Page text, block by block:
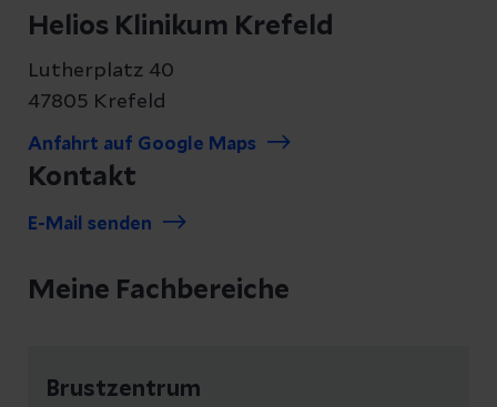
Helios Klinikum Krefeld
Lutherplatz 40
47805 Krefeld
Anfahrt auf Google Maps
Kontakt
E-Mail senden
Meine Fachbereiche
Brustzentrum